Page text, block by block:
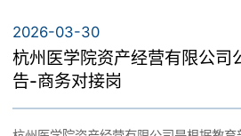
2026-03-30
杭州医学院资产经营有限公司
告-商务对接岗